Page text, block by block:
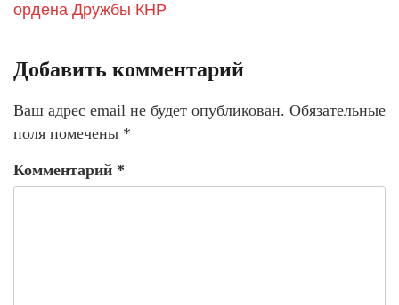
ордена Дружбы КНР
Добавить комментарий
Ваш адрес email не будет опубликован. Обязательные
поля помечены *
Комментарий *